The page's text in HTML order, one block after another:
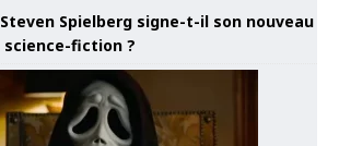
Spielberg signe-t-il son nouveau
science-fiction ?